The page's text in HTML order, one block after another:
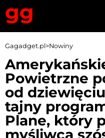
Gagadget.pl>Nowiny
Powietrzne
od
tajny
Plane, który
myśliwca